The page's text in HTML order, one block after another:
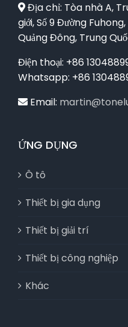
Địa chỉ: Tòa nhà A,
giới, Số 9 Đường
Quảng Đông, Trung
Điện thoại: +86
Whatsapp: +86
Email:
ỨNG DỤNG
Ô tô
Thiết bị gia dụng
Thiết bị giải trí
Thiết bị công nghiệp
Khác